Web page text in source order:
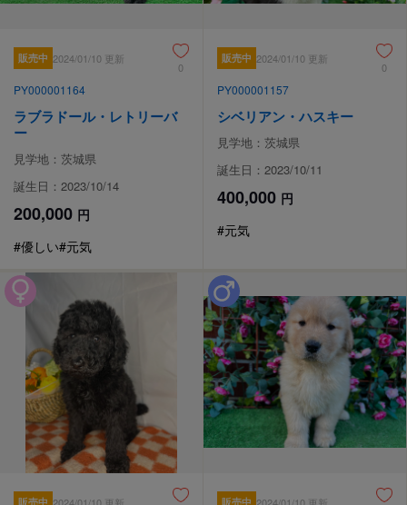
販売中 2024/01/10 更新
0
PY000001164
ラブラドール・レトリーバ
ー
見学地：茨城県
誕生日：2023/10/14
200,000 円
#優しい#元気
販売中 2024/01/10 更新
0
PY000001157
シベリアン・ハスキー
見学地：茨城県
誕生日：2023/10/11
400,000 円
#元気
販売中 販売中